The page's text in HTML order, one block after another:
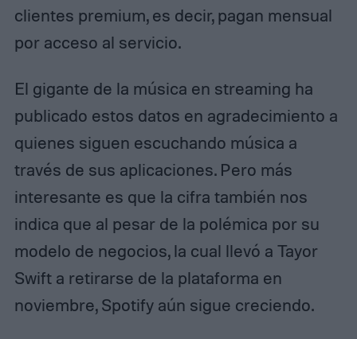
clientes premium, es decir, pagan mensual
por acceso al servicio.
El gigante de la música en streaming ha
publicado estos datos en agradecimiento a
quienes siguen escuchando música a
través de sus aplicaciones. Pero más
interesante es que la cifra también nos
indica que al pesar de la polémica por su
modelo de negocios, la cual llevó a Tayor
Swift a retirarse de la plataforma en
noviembre, Spotify aún sigue creciendo.